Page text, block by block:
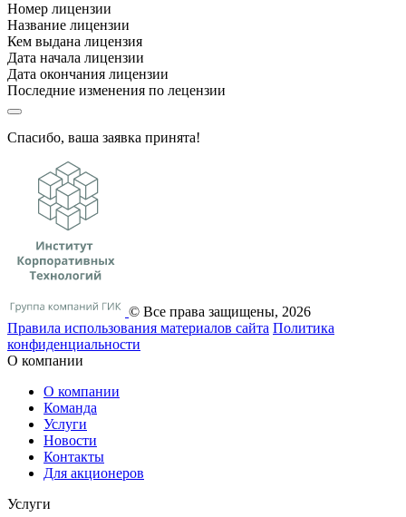
Номер лицензии
Название лицензии
Кем выдана лицензия
Дата начала лицензии
Дата окончания лицензии
Последние изменения по лецензии
Спасибо, ваша заявка принята!
© Все права защищены, 2026
Правила использования материалов сайта Политика
конфиденциальности
О компании
О компании
Команда
Услуги
Новости
Контакты
Для акционеров
Услуги